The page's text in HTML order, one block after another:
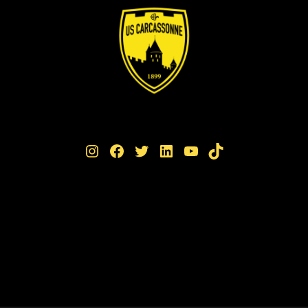
Instagram Facebook Twitter LinkedIn YouTube TikTok